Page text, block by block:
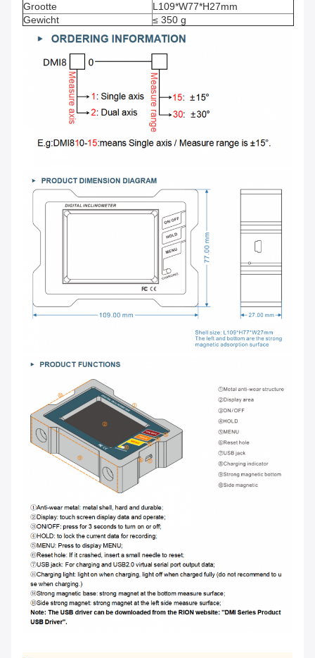
Grootte
L109*W77*H27mm
Gewicht
≤ 350 g